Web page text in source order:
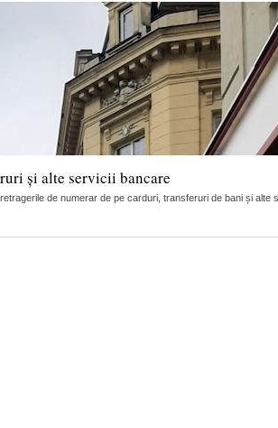
și alte servicii bancare
de numerar de pe carduri, transferuri de bani și alte